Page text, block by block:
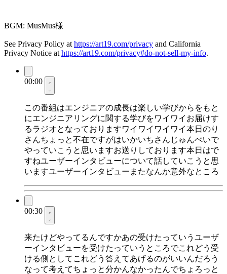
BGM: MusMus様
See Privacy Policy at https://art19.com/privacy and California
Privacy Notice at https://art19.com/privacy#do-not-sell-my-info.
00:00
この番組はエンジニアの成長は楽しい学びからをもと
にエンジニアリングに関する学びをワイワイお届けす
るラジオとなっておりますワイワイワイワイ本日のり
さんちょっと不在ですがはいかいちさんじゅんぺいで
やっていこうと思いますお送りしております本日はで
すねユーザーインタビューについて話していこうと思
いますユーザーインタビューまたなんか意外なところ
00:30
来たけどやってるんですかあの受けたっていうユーザ
ーインタビューを受けたっていうところでこれどう受
ける側としてこれどう答えてあげるのがいいんだろう
なって考えてちょっと分かんなかったんでちょろっと